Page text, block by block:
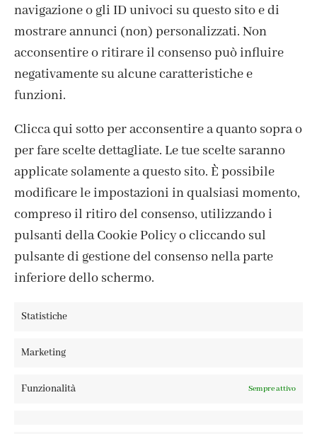
navigazione o gli ID univoci su questo sito e di
mostrare annunci (non) personalizzati. Non
acconsentire o ritirare il consenso può influire
negativamente su alcune caratteristiche e
funzioni.
Clicca qui sotto per acconsentire a quanto sopra o
per fare scelte dettagliate. Le tue scelte saranno
applicate solamente a questo sito. È possibile
modificare le impostazioni in qualsiasi momento,
compreso il ritiro del consenso, utilizzando i
pulsanti della Cookie Policy o cliccando sul
pulsante di gestione del consenso nella parte
inferiore dello schermo.
Statistiche
Marketing
Funzionalità Sempre attivo
CONTATTI
IL MIO ACCOUNT
PRIVACY POLICY
TERMINI E CONDIZIONI
FABBRICA DEL COLORE, VIA TAGLIAMENTO 13, 23900 LECCO